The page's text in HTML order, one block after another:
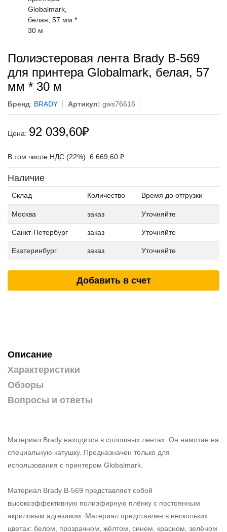
Полиэстеровая лента Brady В-569
для принтера Globalmark, белая, 57
мм * 30 м
Бренд: BRADY Артикул: gws76616
Цена: 92 039,60₽
В том числе НДС (22%): 6 669,60 ₽
Наличие
Склад Количество Время до отгрузки
Москва заказ Уточняйте
Санкт-Петербург заказ Уточняйте
Екатеринбург заказ Уточняйте
Добавить в счет
Описание
Характеристики
Обзоры
Вопросы и ответы
Материал Brady находится в сплошных лентах. Он намотан на
специальную катушку. Предназначен только для
использования с принтером Globalmark.
Материал Brady B-569 представляет собой
высокоэффективную полиэфирную плёнку с постоянным
акриловым адгезивом. Материал представлен в нескольких
цветах: белом, прозрачном, жёлтом, синем, красном, зелёном